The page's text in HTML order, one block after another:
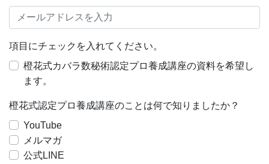
項目にチェックを入れてください。
橙花式カバラ数秘術認定プロ養成講座の資料を希望し
ます。
橙花式認定プロ養成講座のことは何で知りましたか？
YouTube
メルマガ
公式LINE